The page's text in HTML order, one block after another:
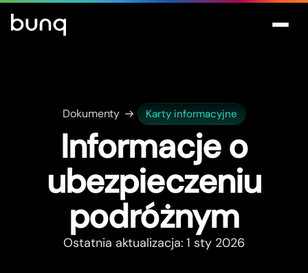
Dokumenty Karty informacyjne
Informacje o
ubezpieczeniu
podróżnym
Ostatnia aktualizacja: 1 sty 2026